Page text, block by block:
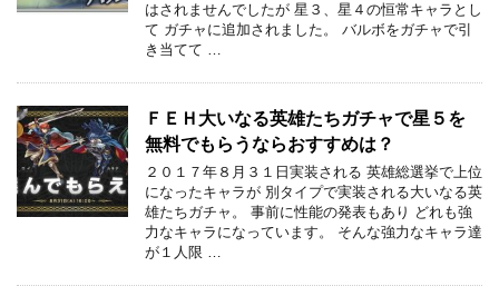
はされませんでしたが 星３、星４の恒常キャラとし
て ガチャに追加されました。 バルボをガチャで引
き当てて …
ＦＥＨ大いなる英雄たちガチャで星５を
無料でもらうならおすすめは？
２０１７年８月３１日実装される 英雄総選挙で上位
になったキャラが 別タイプで実装される大いなる英
雄たちガチャ。 事前に性能の発表もあり どれも強
力なキャラになっています。 そんな強力なキャラ達
が１人限 …